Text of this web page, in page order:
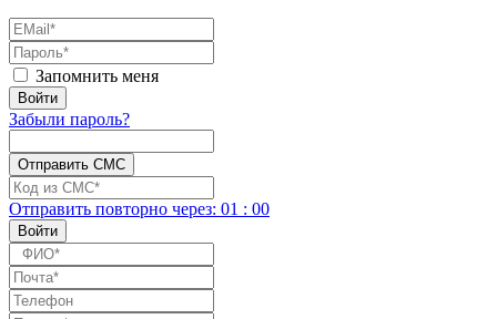
Запомнить меня
Забыли пароль?
Отправить повторно через: 01 : 00